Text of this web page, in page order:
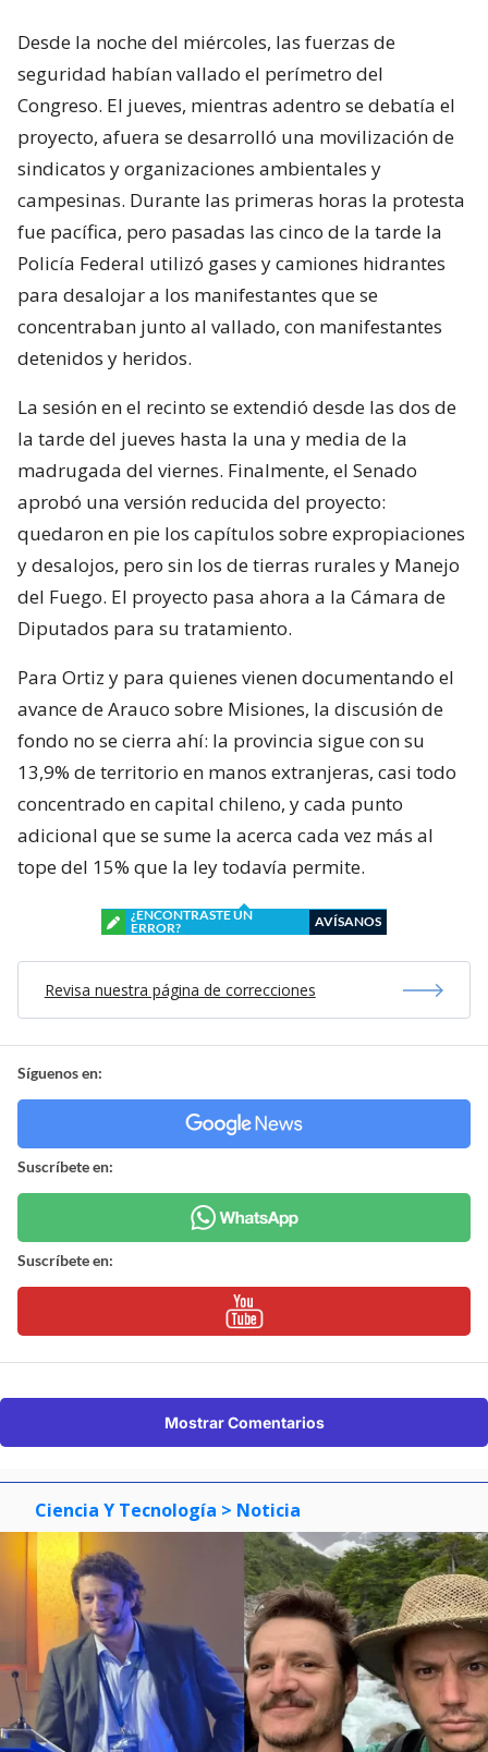
Desde la noche del miércoles, las fuerzas de
seguridad habían vallado el perímetro del
Congreso. El jueves, mientras adentro se debatía el
proyecto, afuera se desarrolló una movilización de
sindicatos y organizaciones ambientales y
campesinas. Durante las primeras horas la protesta
fue pacífica, pero pasadas las cinco de la tarde la
Policía Federal utilizó gases y camiones hidrantes
para desalojar a los manifestantes que se
concentraban junto al vallado, con manifestantes
detenidos y heridos.
La sesión en el recinto se extendió desde las dos de
la tarde del jueves hasta la una y media de la
madrugada del viernes. Finalmente, el Senado
aprobó una versión reducida del proyecto:
quedaron en pie los capítulos sobre expropiaciones
y desalojos, pero sin los de tierras rurales y Manejo
del Fuego. El proyecto pasa ahora a la Cámara de
Diputados para su tratamiento.
Para Ortiz y para quienes vienen documentando el
avance de Arauco sobre Misiones, la discusión de
fondo no se cierra ahí: la provincia sigue con su
13,9% de territorio en manos extranjeras, casi todo
concentrado en capital chileno, y cada punto
adicional que se sume la acerca cada vez más al
tope del 15% que la ley todavía permite.
¿ENCONTRASTE UN
ERROR?
AVÍSANOS
Revisa nuestra página de correcciones
Síguenos en:
Suscríbete en:
Suscríbete en:
Mostrar Comentarios
Ciencia Y Tecnología > Noticia